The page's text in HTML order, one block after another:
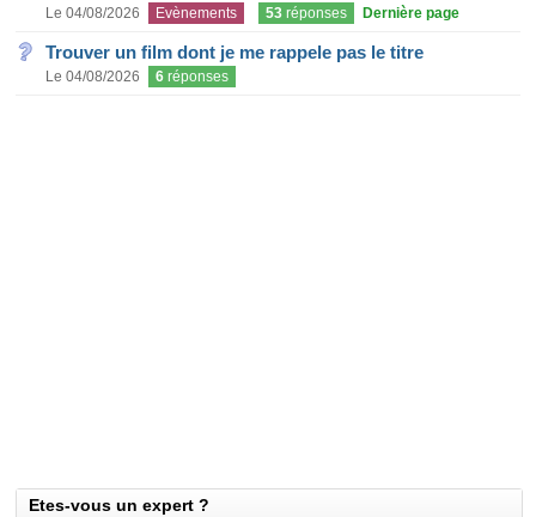
Le 04/08/2026 Evènements 53 réponses Dernière page
Trouver un film dont je me rappele pas le titre
Le 04/08/2026 6 réponses
Etes-vous un expert ?